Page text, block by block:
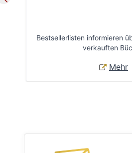
Bestsellerlisten informieren
verkauften
Mehr